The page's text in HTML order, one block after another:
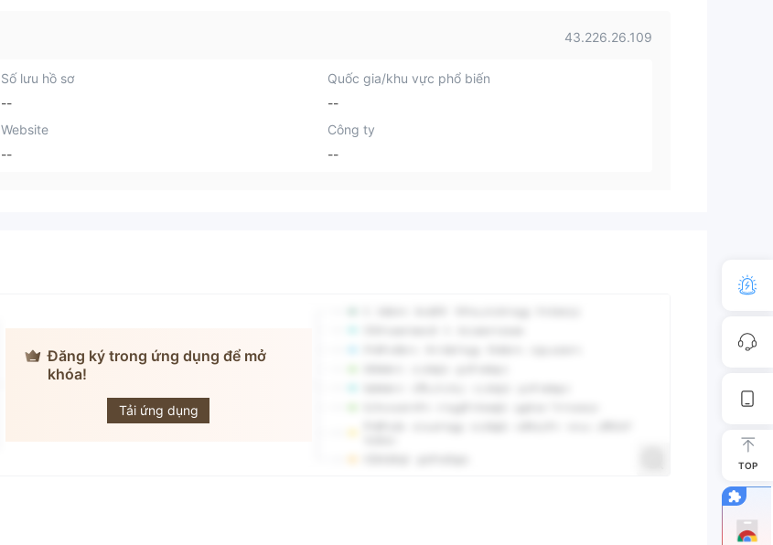
43.226.26.109
Số lưu hồ sơ
--
Quốc gia/khu vực phổ biến
--
Website
--
Công ty
--
Đăng ký trong ứng dụng để mở
khóa!
Tải ứng dụng
TOP